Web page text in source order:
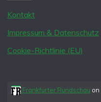
Kontakt
Impressum & Datenschutz
Cookie-Richtlinie (EU)
Frankfurter Rundschau on